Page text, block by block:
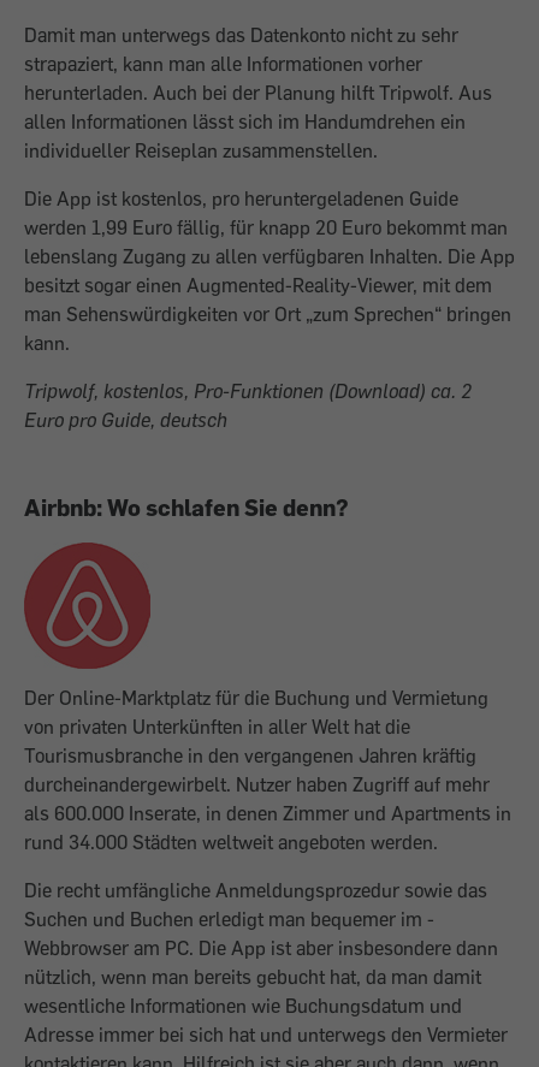
Damit man unterwegs das Datenkonto nicht zu sehr
strapaziert, kann man alle Informationen vorher
herunterladen. Auch bei der Planung hilft Tripwolf. Aus
allen Informationen lässt sich im Handumdrehen ein
individueller Reiseplan zusammenstellen.
Die App ist kostenlos, pro heruntergeladenen Guide
werden 1,99 Euro fällig, für knapp 20 Euro bekommt man
lebenslang Zugang zu allen verfüg­baren Inhalten. Die App
besitzt sogar einen Augmented-Reality-Viewer, mit dem
man Sehenswürdigkeiten vor Ort „zum Sprechen“ bringen
kann.
Tripwolf, kostenlos, Pro-Funktionen (Download) ca. 2
Euro pro Guide, deutsch
Airbnb: Wo schlafen Sie denn?
Der Online-Marktplatz für die Buchung und Vermietung
von privaten Unterkünften in aller Welt hat die
Tourismusbranche in den vergangenen Jahren kräftig
durcheinandergewirbelt. Nutzer haben Zugriff auf mehr
als 600.000 Inserate, in denen Zimmer und Apartments in
rund 34.000 Städten weltweit angeboten werden.
Die recht umfäng­liche Anmeldungsprozedur sowie das
Suchen und Buchen erledigt man bequemer im ­
Webbrowser am PC. Die App ist aber ins­beson­dere dann
nützlich, wenn man bereits gebucht hat, da man damit
wesentliche ­Informationen wie Buchungsdatum und
Adresse immer bei sich hat und unterwegs den Vermieter